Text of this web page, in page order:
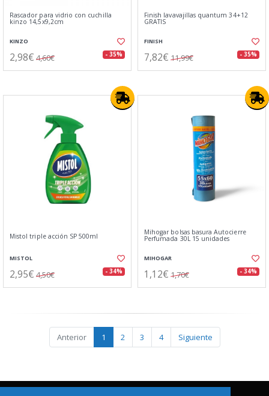
Rascador para vidrio con cuchilla
kinzo 14,5x9,2cm
KINZO
2,98€ 4,60€ - 35%
Finish lavavajillas quantum 34+12
GRATIS
FINISH
7,82€ 11,99€ - 35%
Mistol triple acción SP 500ml
MISTOL
2,95€ 4,50€ - 34%
Mihogar bolsas basura Autocierre
Perfumada 30L 15 unidades
MIHOGAR
1,12€ 1,70€ - 34%
Anterior 1 2 3 4 Siguiente